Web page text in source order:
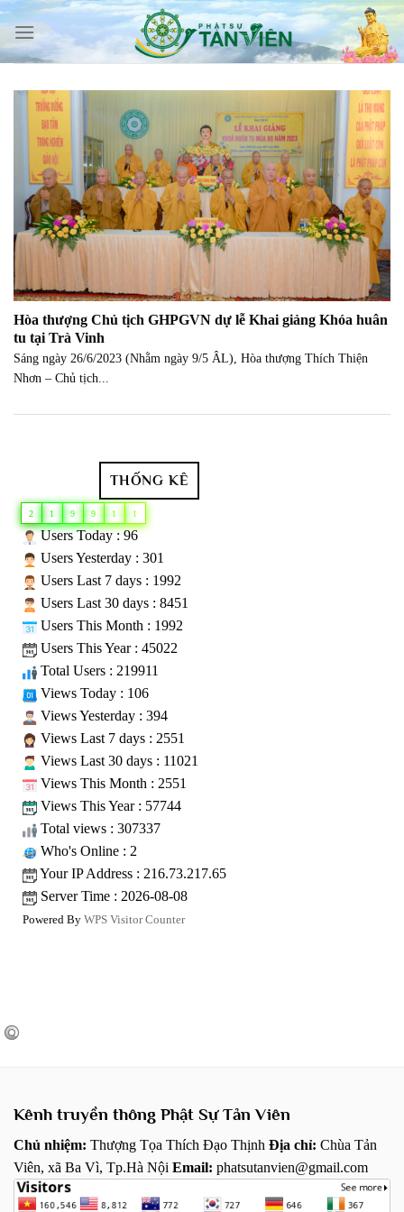
Skip
content
Hòa thượng Chủ tịch GHPGVN dự lễ Khai giảng Khóa huân
tu tại Trà Vinh
Sáng ngày 26/6/2023 (Nhằm ngày 9/5 ÂL), Hòa thượng Thích Thiện
Nhơn – Chủ tịch...
THỐNG KÊ
2 1 9 9 1 1
Users Today : 96
Users Yesterday : 301
Users Last 7 days : 1992
Users Last 30 days : 8451
Users This Month : 1992
Users This Year : 45022
Total Users : 219911
Views Today : 106
Views Yesterday : 394
Views Last 7 days : 2551
Views Last 30 days : 11021
Views This Month : 2551
Views This Year : 57744
Total views : 307337
Who's Online : 2
Your IP Address : 216.73.217.65
Server Time : 2026-08-08
Powered By WPS Visitor Counter
Kênh truyền thông Phật Sự Tản Viên
Chủ nhiệm: Thượng Tọa Thích Đạo Thịnh Địa chỉ: Chùa Tản
Viên, xã Ba Vì, Tp.Hà Nội Email: phatsutanvien@gmail.com